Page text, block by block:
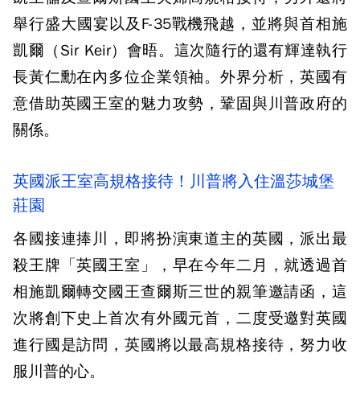
舉行盛大國宴以及F-35戰機飛越，並將與首相施
凱爾（Sir Keir）會晤。這次隨行的還有輝達執行
長黃仁勳在內多位企業領袖。外界分析，英國有
意借助英國王室的魅力攻勢，鞏固與川普政府的
關係。
英國派王室高規格接待！川普將入住溫莎城堡
莊園
各國接連捧川，即將扮演東道主的英國，派出最
殺王牌「英國王室」，早在今年二月，就透過首
相施凱爾轉交國王查爾斯三世的親筆邀請函，這
次將創下史上首次有外國元首，二度受邀對英國
進行國是訪問，英國將以最高規格接待，努力收
服川普的心。